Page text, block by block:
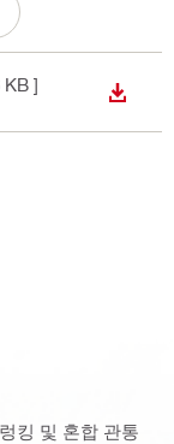
KB ]
다운로
킹 및 혼합 관통